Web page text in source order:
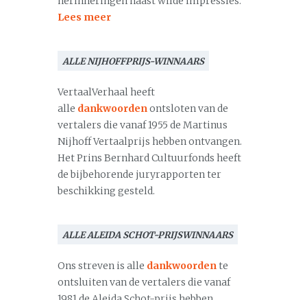
Lees meer
ALLE NIJHOFFPRIJS-WINNAARS
VertaalVerhaal heeft
alle dankwoordenontsloten van de
vertalers die vanaf 1955 de Martinus
Nijhoff Vertaalprijs hebben ontvangen.
Het Prins Bernhard Cultuurfonds heeft
de bijbehorende juryrapporten ter
beschikking gesteld.
ALLE ALEIDA SCHOT-PRIJSWINNAARS
Ons streven is alle dankwoordente
ontsluiten van de vertalers die vanaf